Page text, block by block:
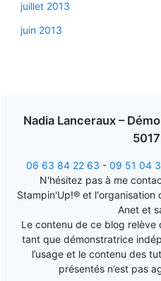
juillet 2013
juin 2013
Nadia Lanceraux –
06 63 84 22 63 - 09 51 04
N'hésitez pas à me
Stampin'Up!® et l'organisation
Anet et
Le contenu de ce blog relève
tant que démonstratrice
l’usage et le contenu des
présentés n’est pas